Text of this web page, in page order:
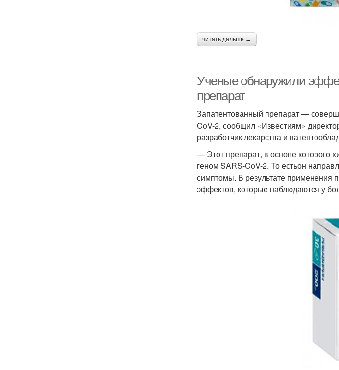
читать дальше →
Ученые обнаружили
препарат
Запатентованный препарат —
CoV-2, сообщил «Известиям»
разработчик лекарства и
— Этот препарат, в основе которого
геном SARS-CoV-2. То естьон
симптомы. В результате применения
эффектов, которые наблюдаются у